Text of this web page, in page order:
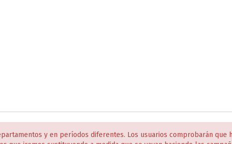
y en períodos diferentes. Los usuarios comprobarán que